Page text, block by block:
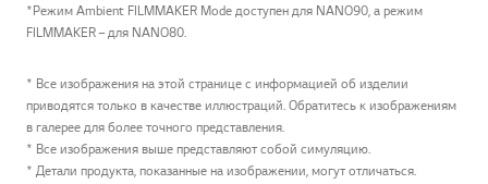
*Режим Ambient FILMMAKER Mode доступен для NANO90, а режим
FILMMAKER – для NANO80.
* Все изображения на этой странице с информацией об изделии
приводятся только в качестве иллюстраций. Обратитесь к изображениям
в галерее для более точного представления.
* Все изображения выше представляют собой симуляцию.
* Детали продукта, показанные на изображении, могут отличаться.